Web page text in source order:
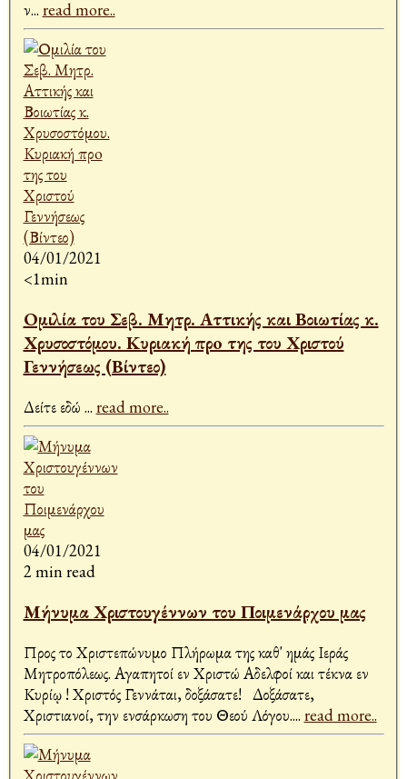
ν... read more..
04/01/2021
<1min
Ομιλία του Σεβ. Μητρ. Αττικής και Βοιωτίας κ.
Χρυσοστόμου. Κυριακή πρo της του Χριστού
Γεννήσεως (Βίντεο)
Δείτε εδώ ... read more..
04/01/2021
2 min read
Μήνυμα Χριστουγέννων του Ποιμενάρχου μας
Προς το Χριστεπώνυμο Πλήρωμα της καθ' ημάς Ιεράς
Μητροπόλεως. Αγαπητοί εν Χριστώ Αδελφοί και τέκνα εν
Κυρίῳ ! Χριστός Γεννάται, δοξάσατε! Δοξάσατε,
Χριστιανοί, την ενσάρκωση του Θεού Λόγου.... read more..